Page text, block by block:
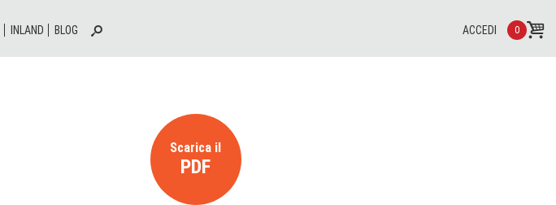
INLAND BLOG 0
ACCEDI
Scarica il
PDF